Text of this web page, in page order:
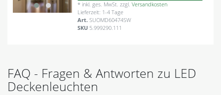
* inkl. ges. MwSt. zzgl.Versandkosten
Lieferzeit: 1-4 Tage
Art.SUOMD60474SW
SKU 5.999290.111
FAQ - Fragen & Antworten zu LED
Deckenleuchten